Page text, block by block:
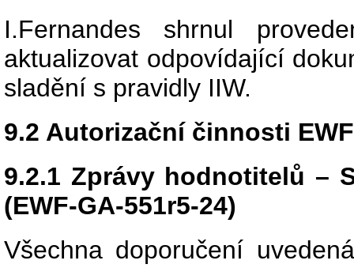
I.Fernandes shrnul
aktualizovat odpovídající
sladění s pravidly IIW.
9.2 Autorizační činnosti
9.2.1 Zprávy hodnotitelů –
(EWF-GA-551r5-24)
Všechna doporučení